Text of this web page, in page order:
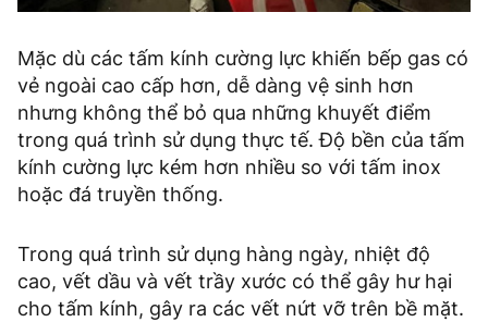
Mặc dù các tấm kính cường lực khiến bếp gas có
vẻ ngoài cao cấp hơn, dễ dàng vệ sinh hơn
nhưng không thể bỏ qua những khuyết điểm
trong quá trình sử dụng thực tế. Độ bền của tấm
kính cường lực kém hơn nhiều so với tấm inox
hoặc đá truyền thống.
Trong quá trình sử dụng hàng ngày, nhiệt độ
cao, vết dầu và vết trầy xước có thể gây hư hại
cho tấm kính, gây ra các vết nứt vỡ trên bề mặt.